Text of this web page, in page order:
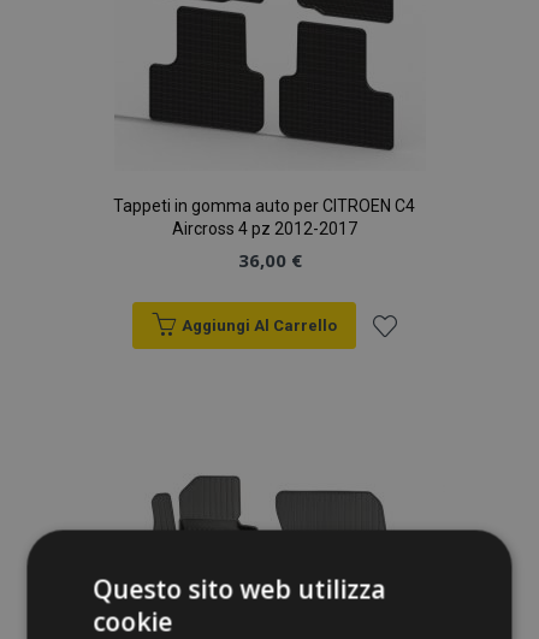
Tappeti in gomma auto per CITROEN C4
Aircross 4 pz 2012-2017
36,00 €
Aggiungi Al Carrello
desideri
Questo sito web utilizza
cookie